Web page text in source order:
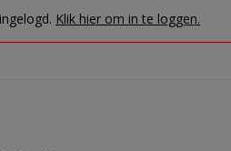
Klik hier om in te loggen.